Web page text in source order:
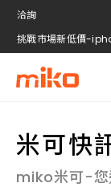
挑戰市場新低價-
洽詢
挑戰市場新低價-
洽詢
挑戰市場新低價-
米可快
miko米可-您